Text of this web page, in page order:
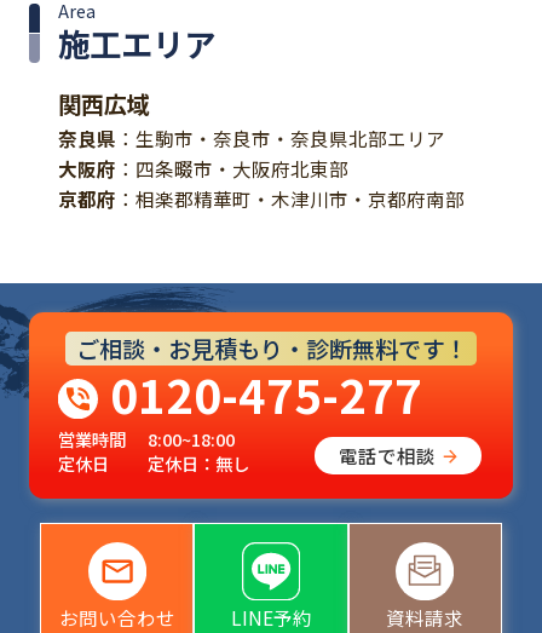
施工エリア
Area
関西広域
奈良県 ：生駒市・奈良市・奈良県北部エリア
大阪府 ：四条畷市・大阪府北東部
京都府 ：相楽郡精華町・木津川市・京都府南部
ご相談・お見積もり・診断無料です！
0120-475-277
営業時間
8:00~18:00
定休日
定休日：無し 電話で相談
お問い合わせ LINE予約 資料請求